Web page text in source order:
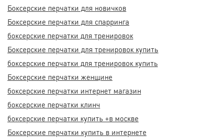
Боксерские перчатки для новичков
Боксерские перчатки для спарринга
боксерские перчатки для тренировок
Боксерские перчатки для тренировок купить
боксерские перчатки для тренировок купить
Боксерские перчатки женщине
боксерские перчатки интернет магазин
боксерские перчатки клинч
боксерские перчатки купить +в москве
Боксерские перчатки купить в интернете